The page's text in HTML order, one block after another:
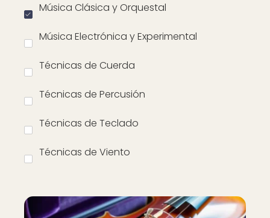
Música Clásica y Orquestal
Música Electrónica y Experimental
Técnicas de Cuerda
Técnicas de Percusión
Técnicas de Teclado
Técnicas de Viento